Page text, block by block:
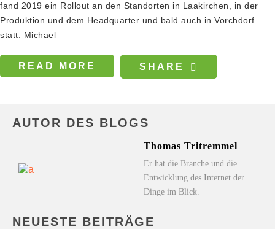
fand 2019 ein Rollout an den Standorten in Laakirchen, in der
Produktion und dem Headquarter und bald auch in Vorchdorf
statt. Michael
READ MORE SHARE
AUTOR DES BLOGS
Thomas Tritremmel
Er hat die Branche und die
Entwicklung des Internet der
Dinge im Blick.
NEUESTE BEITRÄGE